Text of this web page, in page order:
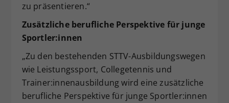
zu präsentieren.“
Zusätzliche berufliche Perspektive für junge
Sportler:innen
„Zu den bestehenden STTV-Ausbildungswegen
wie Leistungssport, Collegetennis und
Trainer:innenausbildung wird eine zusätzliche
berufliche Perspektive für junge Sportler:innen